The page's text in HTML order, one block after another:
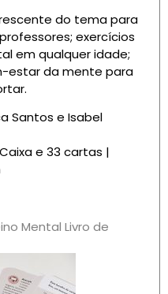
do tema para
exercícios
em qualquer idade;
estar da mente para
Santos e Isabel
e 33 cartas |